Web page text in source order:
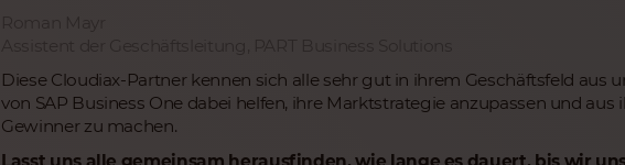
Diese Cloudiax-Partner kennen sich alle sehr gut in ihrem Geschäftsfeld aus
von SAP Business One dabei helfen, ihre Marktstrategie anzupassen und
Gewinner zu machen.